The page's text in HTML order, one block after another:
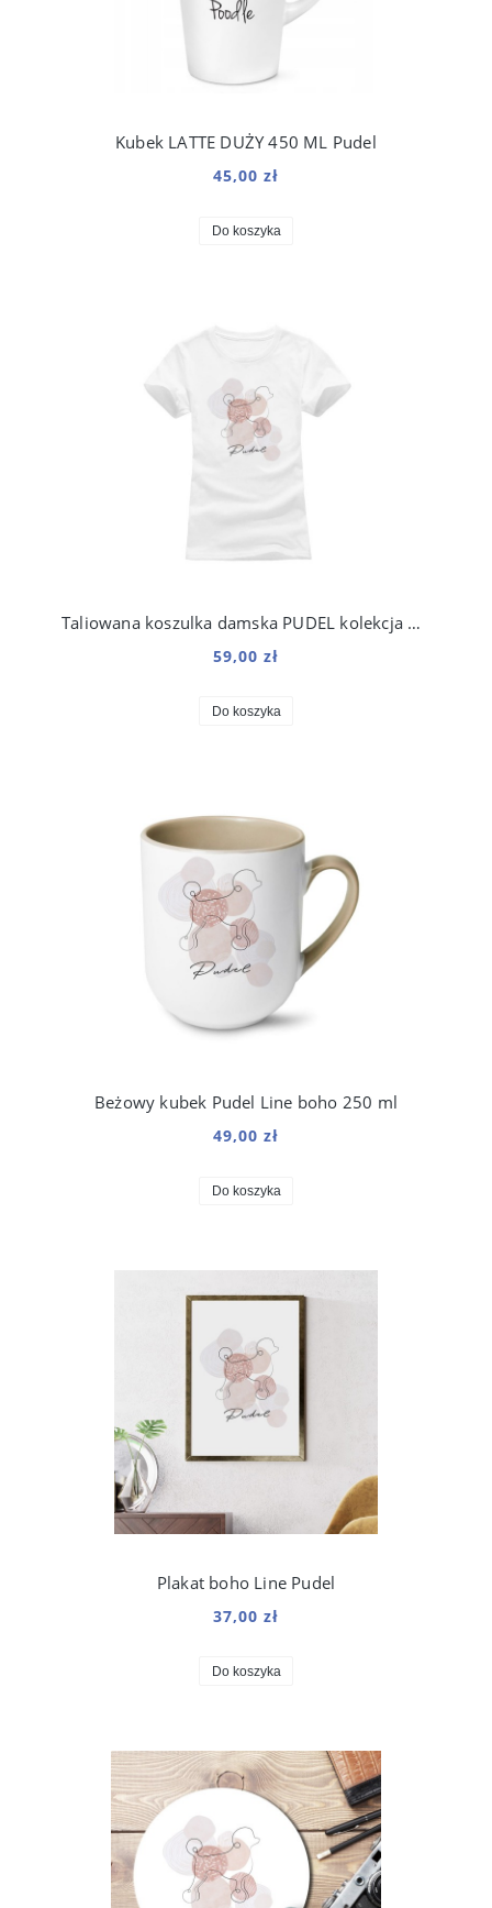
Kubek LATTE DUŻY 450 ML Pudel
45,00 zł
Do koszyka
Taliowana koszulka damska PUDEL kolekcja Boho
59,00 zł
Do koszyka
Beżowy kubek Pudel Line boho 250 ml
49,00 zł
Do koszyka
Plakat boho Line Pudel
37,00 zł
Do koszyka